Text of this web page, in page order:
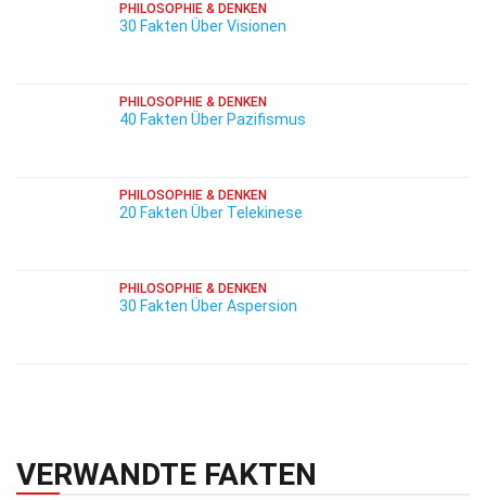
PHILOSOPHIE & DENKEN
30 Fakten Über Visionen
PHILOSOPHIE & DENKEN
40 Fakten Über Pazifismus
PHILOSOPHIE & DENKEN
20 Fakten Über Telekinese
PHILOSOPHIE & DENKEN
30 Fakten Über Aspersion
VERWANDTE FAKTEN